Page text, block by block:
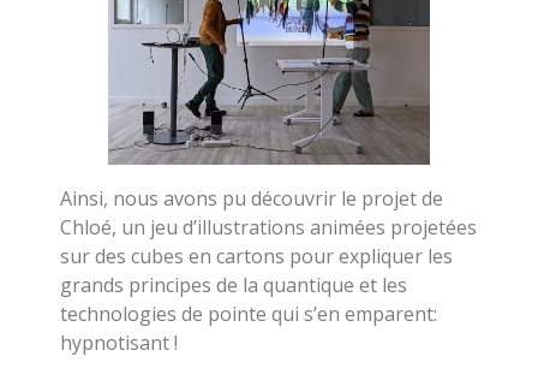
Ainsi, nous avons pu découvrir le projet de
Chloé, un jeu d’illustrations animées projetées
sur des cubes en cartons pour expliquer les
grands principes de la quantique et les
technologies de pointe qui s’en emparent:
hypnotisant !